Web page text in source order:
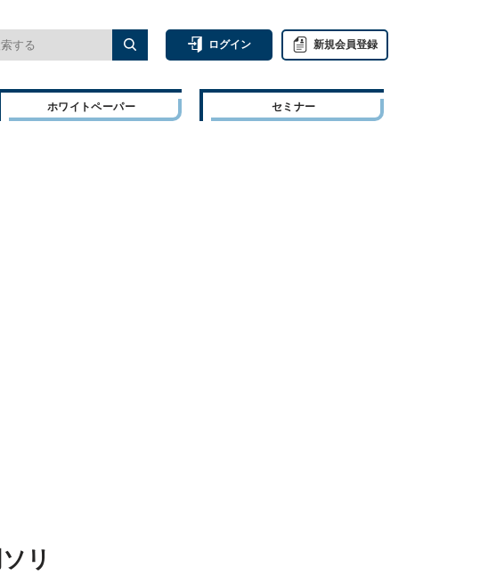
ログイン 新規会員登録
ホワイトペーパー セミナー
リ